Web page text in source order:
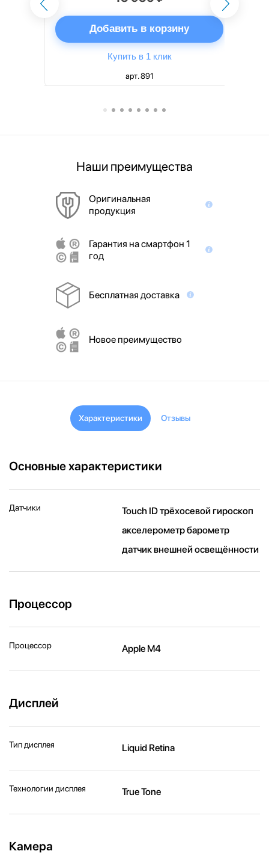
Добавить в корзину
Купить в 1 клик
арт. 891
Наши преимущества
Оригинальная
продукция
Гарантия на смартфон 1
год
Бесплатная доставка
Новое преимущество
Характеристики Отзывы
Основные характеристики
Датчики
Touch ID трёхосевой гироскоп
акселерометр барометр
датчик внешней освещённости
Процессор
Процессор Apple M4
Дисплей
Тип дисплея Liquid Retina
Технологии дисплея True Tone
Камера